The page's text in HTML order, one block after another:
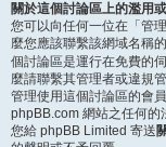
關於這個討論區上的濫用
您可以向任何一位在「管
麼您應該聯繫該網域名稱
個討論區是運行在免費的
麼請聯繫其管理者或違規
管理使用這個討論區的會
phpBB.com 網站之任何的
您給 phpBB Limited 寄送